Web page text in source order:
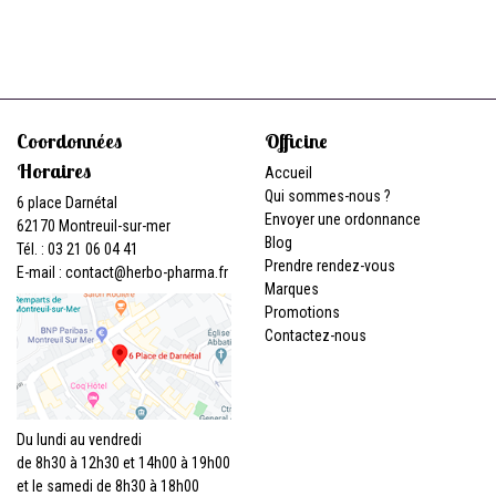
Coordonnées
Horaires
6 place Darnétal
62170 Montreuil-sur-mer
Tél. : 03 21 06 04 41
E-mail : contact@herbo-pharma.fr
Du lundi au vendredi
de 8h30 à 12h30 et 14h00 à 19h00
et le samedi de 8h30 à 18h00
Officine
Accueil
Qui sommes-nous ?
Envoyer une ordonnance
Blog
Prendre rendez-vous
Marques
Promotions
Contactez-nous